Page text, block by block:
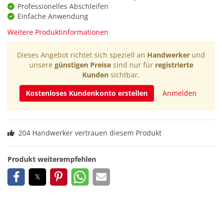
Professionelles Abschleifen
Einfache Anwendung
Weitere Produktinformationen
Dieses Angebot richtet sich speziell an Handwerker und
unsere günstigen Preisesind nur für registrierte
Kunden sichtbar.
Kostenloses Kundenkonto erstellen
Anmelden
204 Handwerker vertrauen diesem Produkt
Produkt weiterempfehlen